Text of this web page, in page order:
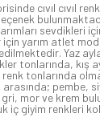
cıvıl cıvıl
sevdikleri
yarım atlet
Yaz
tonlarında, kış
tonlarında
pembe,
gri, mor ve krem
iç giyim renkleri